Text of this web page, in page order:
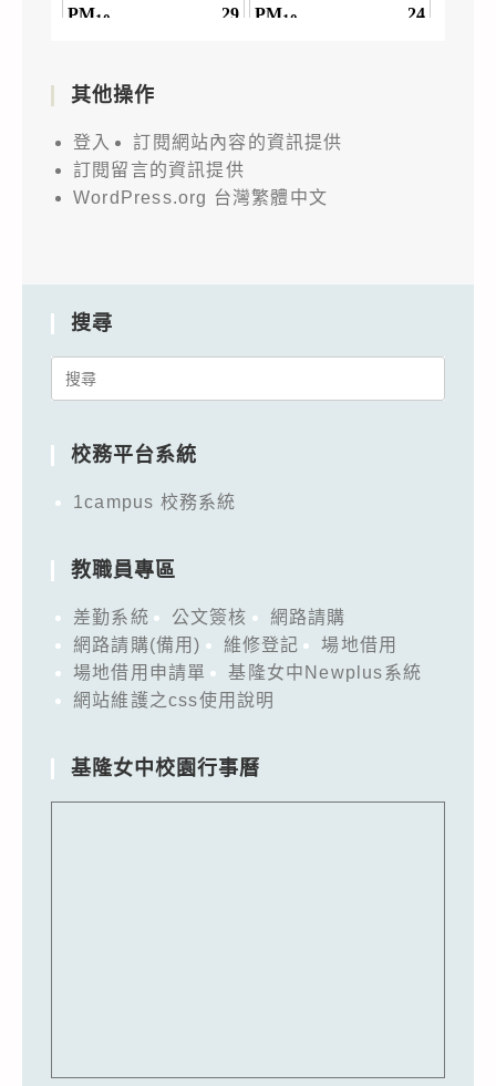
勵
所
屬
學
加，
照。
其他操作
登入
訂閱網站內容的資訊提供
訂閱留言的資訊提供
WordPress.org 台灣繁體中文
搜尋
Search
校務平台系統
1campus 校務系統
教職員專區
差勤系統 公文簽核
網路請購
網路請購(備用)
維修登記
場地借用
場地借用申請單
基隆女中Newplus系統
網站維護之css使用說明
基隆女中校園行事曆